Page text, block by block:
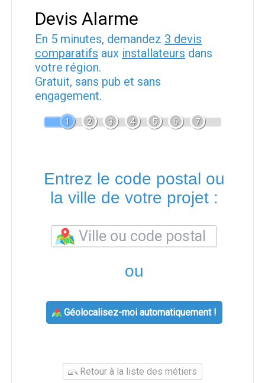
Devis Alarme
En 5 minutes, demandez 3 devis
comparatifs aux installateurs dans
votre région.
Gratuit, sans pub et sans
engagement.
1 2 3 4 5 6 7
Entrez le code postal ou
la ville de votre projet :
ou
Géolocalisez-moi automatiquement !
Retour à la liste des métiers